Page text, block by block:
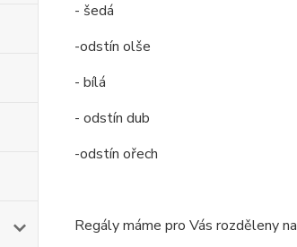
- šedá
-odstín olše
- bílá
- odstín dub
-odstín ořech
Regály máme pro Vás rozděleny na